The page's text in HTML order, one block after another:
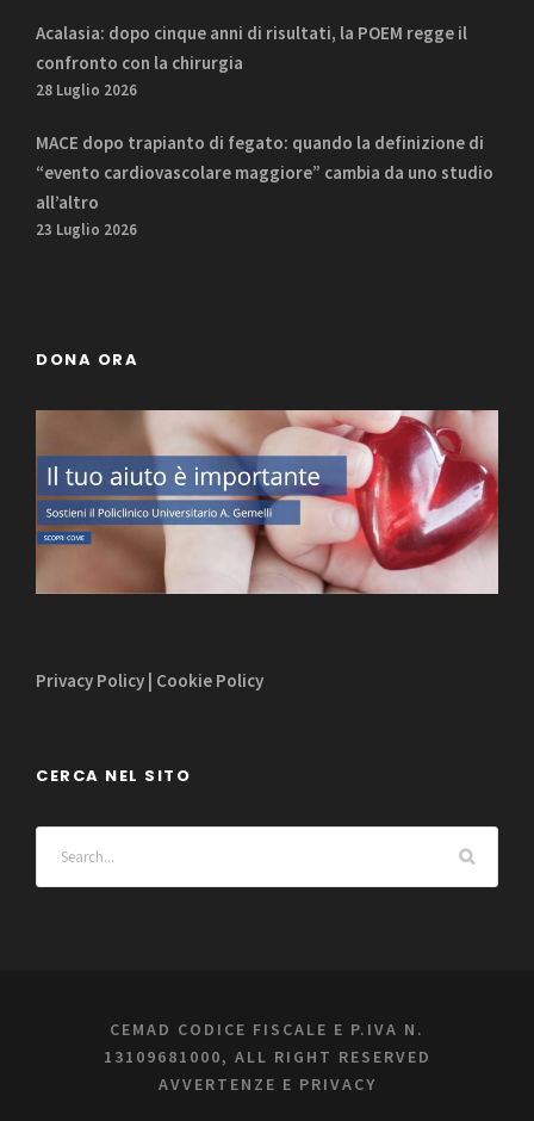
Acalasia: dopo cinque anni di risultati, la POEM regge il
confronto con la chirurgia
28 Luglio 2026
MACE dopo trapianto di fegato: quando la definizione di
“evento cardiovascolare maggiore” cambia da uno studio
all’altro
23 Luglio 2026
DONA ORA
Privacy Policy | Cookie Policy
CERCA NEL SITO
CEMAD CODICE FISCALE E P.IVA N.
13109681000, ALL RIGHT RESERVED
AVVERTENZE E PRIVACY